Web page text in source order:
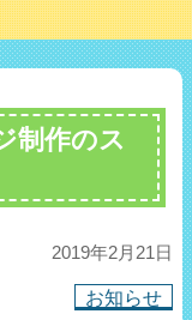
制作のス
2019年2月21日
お知らせ